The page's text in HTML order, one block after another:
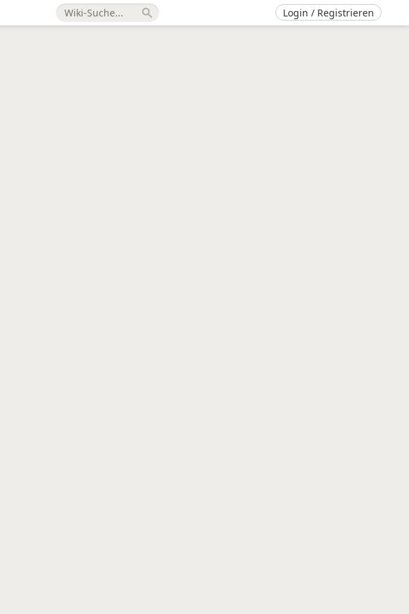
search Login / Registrieren